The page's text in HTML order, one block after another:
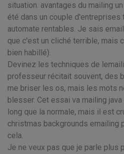
situation. avantages du mailing
été dans un couple d'entreprises
automate rentables. Je sais
que c'est un cliché terrible, mais
bien habillé).
Devinez les techniques de
professeur récitait souvent, des
me briser les os, mais les mots
blesser. Cet essai va mailing
long que la normale, mais il est
christmas backgrounds emailing
cela.
Je ne veux pas que je parle plus